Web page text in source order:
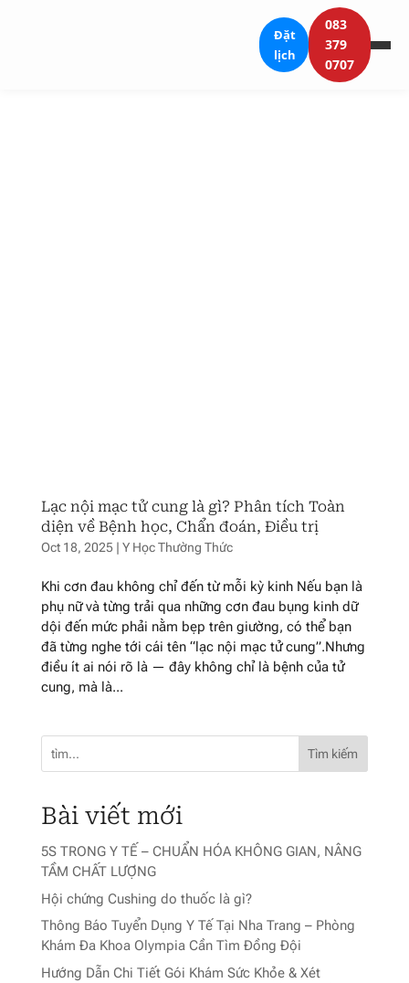
Đặt
lịch
083
379
0707
Lạc nội mạc tử cung là gì? Phân tích Toàn
diện về Bệnh học, Chẩn đoán, Điều trị
Oct 18, 2025| Y Học Thường Thức
Khi cơn đau không chỉ đến từ mỗi kỳ kinh Nếu bạn là
phụ nữ và từng trải qua những cơn đau bụng kinh dữ
dội đến mức phải nằm bẹp trên giường, có thể bạn
đã từng nghe tới cái tên “lạc nội mạc tử cung”.Nhưng
điều ít ai nói rõ là — đây không chỉ là bệnh của tử
cung, mà là...
Tìm kiếm
Bài viết mới
5S TRONG Y TẾ – CHUẨN HÓA KHÔNG GIAN, NÂNG
TẦM CHẤT LƯỢNG
Hội chứng Cushing do thuốc là gì?
Thông Báo Tuyển Dụng Y Tế Tại Nha Trang – Phòng
Khám Đa Khoa Olympia Cần Tìm Đồng Đội
Hướng Dẫn Chi Tiết Gói Khám Sức Khỏe & Xét